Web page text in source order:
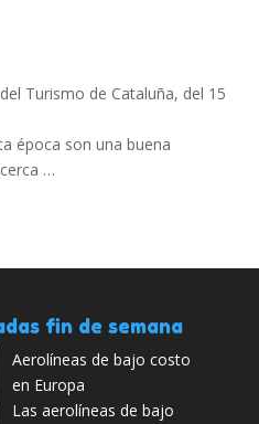
Turismo de Cataluña, del 15
época son una buena
…
fin de semana
Aerolíneas de bajo costo
en Europa
Las aerolíneas de bajo